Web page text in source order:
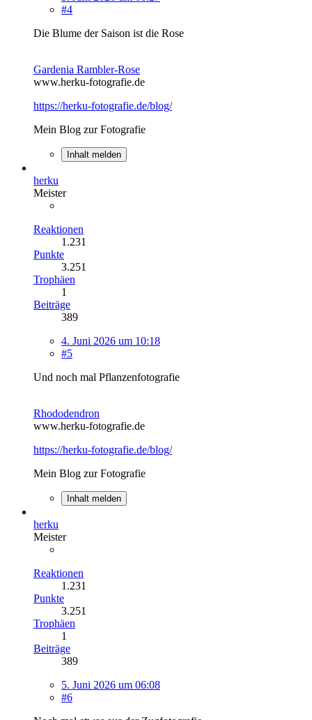
#4
Die Blume der Saison ist die Rose
Gardenia Rambler-Rose
www.herku-fotografie.de
https://herku-fotografie.de/blog/
Mein Blog zur Fotografie
Inhalt melden
herku
Meister
Reaktionen
1.231
Punkte
3.251
Trophäen
1
Beiträge
389
4. Juni 2026 um 10:18
#5
Und noch mal Pflanzenfotografie
Rhododendron
www.herku-fotografie.de
https://herku-fotografie.de/blog/
Mein Blog zur Fotografie
Inhalt melden
herku
Meister
Reaktionen
1.231
Punkte
3.251
Trophäen
1
Beiträge
389
5. Juni 2026 um 06:08
#6